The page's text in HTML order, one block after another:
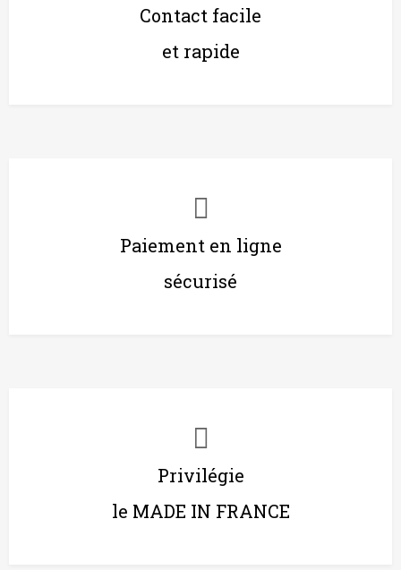
Contact facile
et rapide
Paiement en ligne
sécurisé
Privilégie
le MADE IN FRANCE